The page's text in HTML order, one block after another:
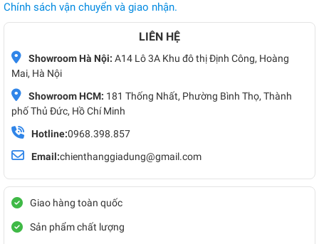
Chính sách vận chuyển và giao nhận.
LIÊN HỆ
Showroom Hà Nội: A14 Lô 3A Khu đô thị Định Công, Hoàng
Mai, Hà Nội
Showroom HCM: 181 Thống Nhất, Phường Bình Thọ, Thành
phố Thủ Đức, Hồ Chí Minh
Hotline:0968.398.857
Email:chienthanggiadung@gmail.com
Giao hàng toàn quốc
Sản phẩm chất lượng